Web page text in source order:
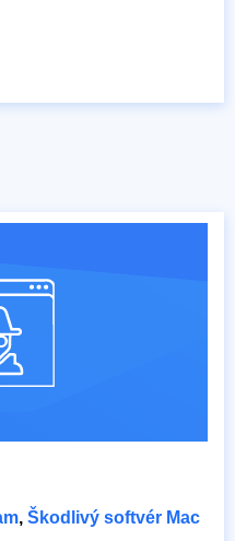
, Škodlivý softvér Mac